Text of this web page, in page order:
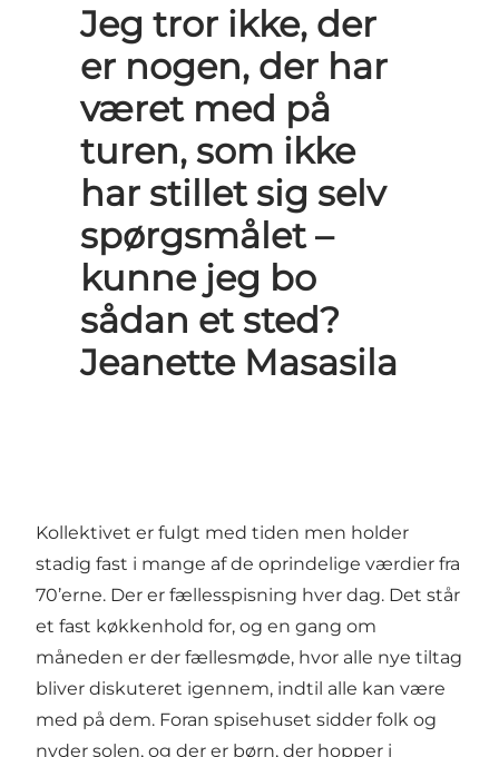
Jeg tror ikke, der
er nogen, der har
været med på
turen, som ikke
har stillet sig selv
spørgsmålet –
kunne jeg bo
sådan et sted?
Jeanette Masasila
Kollektivet er fulgt med tiden men holder
stadig fast i mange af de oprindelige værdier fra
70’erne. Der er fællesspisning hver dag. Det står
et fast køkkenhold for, og en gang om
måneden er der fællesmøde, hvor alle nye tiltag
bliver diskuteret igennem, indtil alle kan være
med på dem. Foran spisehuset sidder folk og
nyder solen, og der er børn, der hopper i